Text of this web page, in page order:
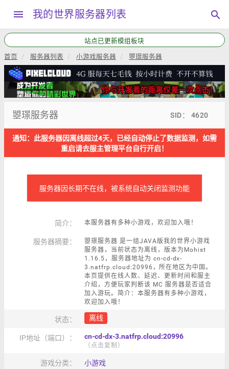
menu 我的世界服务器列表 search
站点已更新模组板块
首页 服务器列表 小游戏服务器 曌璟服务器
曌璟服务器 SID： 4620
通知：此服务器因离线超过4天，已经自动停止了数据监测，如需
重启请去服主管理平台自行开启！
服务器因长期不在线，被系统自动关闭监测功能
简介： 本服务器有多种小游戏，欢迎加入哦！
服务器摘要：
曌璟服务器 是一组JAVA版我的世界小游戏
服务器，当前状态为离线，版本为Mohist
1.16.5，服务器地址为 cn-cd-dx-
3.natfrp.cloud:20996，所在地区为中国。
本页提供在线人数、延迟、更新时间和服主
介绍，方便玩家判断该 MC 服务器是否适合
加入游玩。简介：本服务器有多种小游戏，
欢迎加入哦！
状态： 离线
IP地址（端口）： cn-cd-dx-3.natfrp.cloud:20996
（点击复制）
游戏分类： 小游戏